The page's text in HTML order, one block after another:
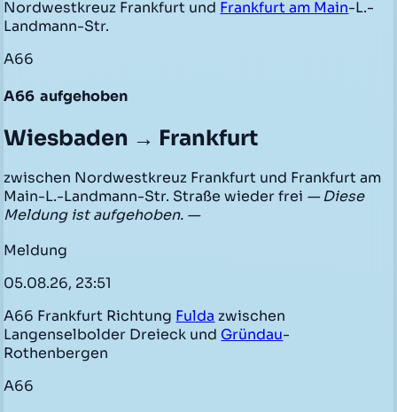
Nordwestkreuz Frankfurt und Frankfurt am Main-L.-
Landmann-Str.
A66
A66 aufgehoben
Wiesbaden → Frankfurt
zwischen Nordwestkreuz Frankfurt und Frankfurt am
Main-L.-Landmann-Str. Straße wieder frei — Diese
Meldung ist aufgehoben. —
Meldung
05.08.26, 23:51
A66 Frankfurt Richtung Fulda zwischen
Langenselbolder Dreieck und Gründau-
Rothenbergen
A66